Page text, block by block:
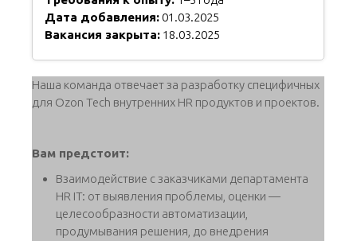
Дата добавления: 01.03.2025
Вакансия закрыта: 18.03.2025
Наша команда отвечает за разработку специфичных
для Ozon Tech внутренних HR продуктов и проектов.
Вам предстоит:
Взаимодействие с заказчиками департамента
HR IT: от выявления проблемы, оценки —
целесообразности автоматизации,
продумывания решения, до внедрения